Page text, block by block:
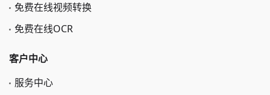
免费在线视频转换
免费在线OCR
客户中心
服务中心